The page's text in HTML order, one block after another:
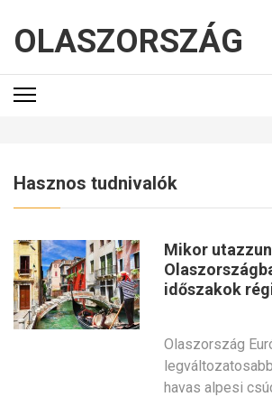
OLASZORSZÁG
Hasznos tudnivalók
Mikor
időszakok
Olaszország
havas alpesi